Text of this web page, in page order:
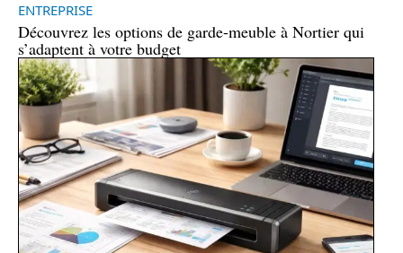
ENTREPRISE
Découvrez les options de garde-meuble à Nortier qui
s’adaptent à votre budget